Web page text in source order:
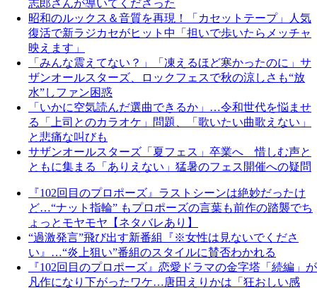
志郎さんが導いてくださった
昭和のルックス＆音質を再現！「カセットテープ」人気
復活で新ラジカセがヒット中「担いで歩いたらメッチャ
映えます」
「みんな震えてない？」「凍えるほど寒かったのに」サ
ザンオールスターズ、ロックフェスで秋の涼しさも“放
水”しファン困惑
「いかに空気読んだ選曲できるか」…令和世代を悩ませ
る「上司とのカラオケ」問題、「歌いたい曲歌えない」
と悲痛な叫びも
サザンオールスターズ「夏フェス」卒業へ 惜しむ声と
ともに集まる「ありえない」猛暑のフェス開催への疑問
『102回目のプロポーズ』ラストシーンは絶妙だったけ
ど…“ナット指輪” もプロポーズの言葉も前作の踏襲でち
ょっとモヤモヤ【ネタバレあり】
“過激発言”飛び出す新番組『※女性は見ないでくださ
い』…“炎上狙い”番組のスタイルに賛否わかれる
『102回目のプロポーズ』恋愛ドラマの金字塔「続編」が
凡作になり下がったワケ…唐田えりかは「狂おしい感